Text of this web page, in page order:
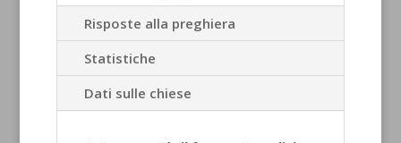
Risposte alla preghiera
Statistiche
Dati sulle chiese